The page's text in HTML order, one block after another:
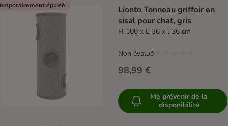
épuisé.
Lionto Tonneau griffoir en
sisal pour chat, gris
H 100 x L 36 x l 36 cm
98,99 €
Non évalué
Me prévenir de la
disponibilité